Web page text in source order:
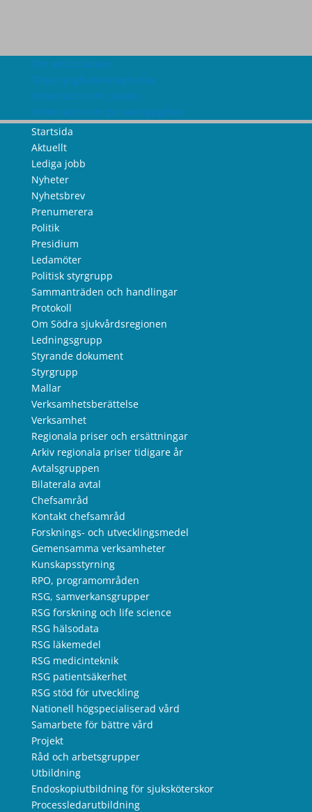
Om webbplatsen
Tillgänglighetsredogörelse
Information om cookies
Information om personuppgifter
Startsida
Aktuellt
Lediga jobb
Nyheter
Nyhetsbrev
Prenumerera
Politik
Presidium
Ledamöter
Politisk styrgrupp
Sammanträden och handlingar
Protokoll
Om Södra sjukvårdsregionen
Ledningsgrupp
Styrande dokument
Styrgrupp
Mallar
Verksamhetsberättelse
Verksamhet
Regionala priser och ersättningar
Arkiv regionala priser tidigare år
Avtalsgruppen
Bilaterala avtal
Chefsamråd
Kontakt chefsamråd
Forsknings- och utvecklingsmedel
Gemensamma verksamheter
Kunskapsstyrning
RPO, programområden
RSG, samverkansgrupper
RSG forskning och life science
RSG hälsodata
RSG läkemedel
RSG medicinteknik
RSG patientsäkerhet
RSG stöd för utveckling
Nationell högspecialiserad vård
Samarbete för bättre vård
Projekt
Råd och arbetsgrupper
Utbildning
Endoskopiutbildning för sjuksköterskor
Processledarutbildning